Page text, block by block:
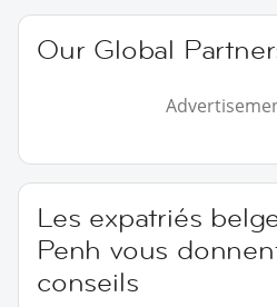
Our Global
Les expatriés
Penh vous
conseils